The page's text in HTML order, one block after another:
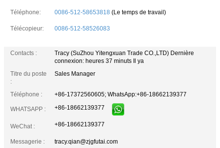
Téléphone: 0086-512-58653818 (Le temps de travail)
Télécopieur: 0086-512-58526083
Contacts : Tracy (SuZhou Yitengxuan Trade CO.,LTD) Dernière
connexion: heures 37 minuts Il ya
Titre du poste
:
Sales Manager
Téléphone : +86-17372560605; WhatsApp:+86-18662139377
WHATSAPP : +86-18662139377
WeChat : +86-18662139377
Messagerie : tracy.qian@zjgfutai.com